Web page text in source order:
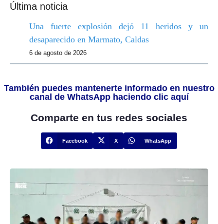
Última noticia
Una fuerte explosión dejó 11 heridos y un
desaparecido en Marmato, Caldas
6 de agosto de 2026
También puedes mantenerte informado en nuestro
canal de WhatsApp haciendo clic aquí
Comparte en tus redes sociales
Facebook X WhatsApp